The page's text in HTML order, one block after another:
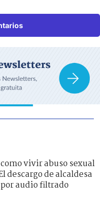
vivir abuso sexual
de alcaldesa
por audio filtrado